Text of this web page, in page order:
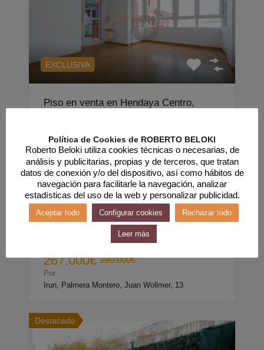
EXCLUSIVA
Piso en venta en Hendaya Centro,
¿Buscas un lugar tranquilo? Playa, paseos…
con terraza y plaza de garaje en pleno centro
de…
Habitaciones
1
Baños
1
Superficie
45,28 m2
267.000€ 280.000€
Por
Irun, Palmera Montero, Juan Wollmer, 13
Destacado
Política de Cookies de ROBERTO BELOKI
Roberto Beloki utiliza cookies técnicas o necesarias, de
análisis y publicitarias, propias y de terceros, que tratan
datos de conexión y/o del dispositivo, así como hábitos de
navegación para facilitarle la navegación, analizar
estadísticas del uso de la web y personalizar publicidad.
Aceptar todo Configurar cookies Rechazar todo
Leer más